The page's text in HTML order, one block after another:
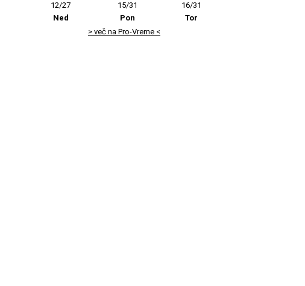
12/27
Ned
15/31
Pon
16/31
Tor
> več na Pro-Vreme <